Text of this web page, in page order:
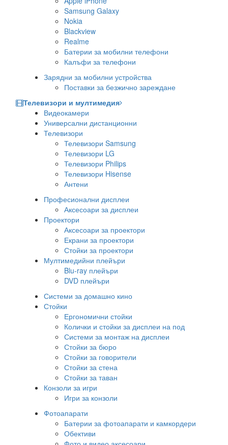
Samsung Galaxy
Nokia
Blackview
Realme
Батерии за мобилни телефони
Калъфи за телефони
Зарядни за мобилни устройства
Поставки за безжично зареждане
Телевизори и мултимедия
Видеокамери
Универсални дистанционни
Телевизори
Телевизори Samsung
Телевизори LG
Телевизори Philips
Телевизори Hisense
Антени
Професионални дисплеи
Аксесоари за дисплеи
Проектори
Аксесоари за проектори
Екрани за проектори
Стойки за проектори
Мултимедийни плейъри
Blu-ray плейъри
DVD плейъри
Системи за домашно кино
Стойки
Ергономични стойки
Колички и стойки за дисплеи на под
Системи за монтаж на дисплеи
Стойки за бюро
Стойки за говорители
Стойки за стена
Стойки за таван
Конзоли за игри
Игри за конзоли
Фотоапарати
Батерии за фотоапарати и камкордери
Обективи